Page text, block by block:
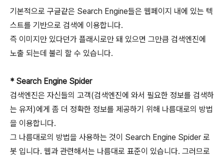
기본적으로 구글같은 Search Engine들은 웹페이지 내에 있는 텍
스트를 기반으로 검색에 이용합니다.
즉 이미지만 있다던가 플래시로만 돼 있으면 그만큼 검색엔진에
노출 되는데 불리 할 수 있습니다.
* Search Engine Spider
검색엔진은 자신들의 고객(검색엔진에 와서 필요한 정보를 검색하
는 유저)에게 좀 더 정확한 정보를 제공하기 위해 나름대로의 방법
을 이용합니다.
그 나름대로의 방법을 사용하는 것이 Search Engine Spider 로
봇 입니다. 웹과 관련해서는 나름대로 표준이 있습니다. 그러므로